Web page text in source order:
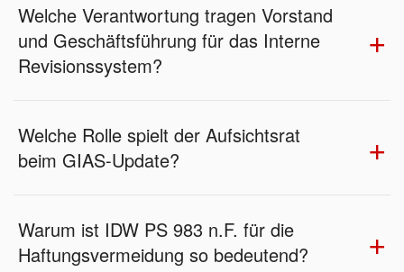
Welche Verantwortung tragen Vorstand
und Geschäftsführung für das Interne
Revisionssystem?
Welche Rolle spielt der Aufsichtsrat
beim GIAS-Update?
Warum ist IDW PS 983 n.F. für die
Haftungsvermeidung so bedeutend?